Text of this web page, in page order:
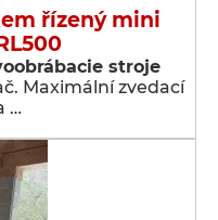
řízený mini
stroje
Maximální zvedací
…